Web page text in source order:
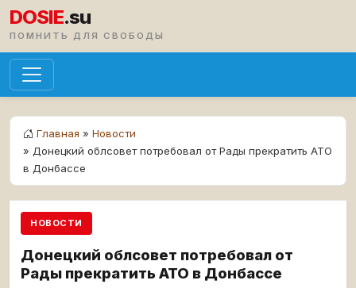
DOSIE.su
ПОМНИТЬ ДЛЯ СВОБОДЫ
Главная » Новости
» Донецкий облсовет потребовал от Рады прекратить АТО
в Донбассе
НОВОСТИ
Донецкий облсовет потребовал от
Рады прекратить АТО в Донбассе